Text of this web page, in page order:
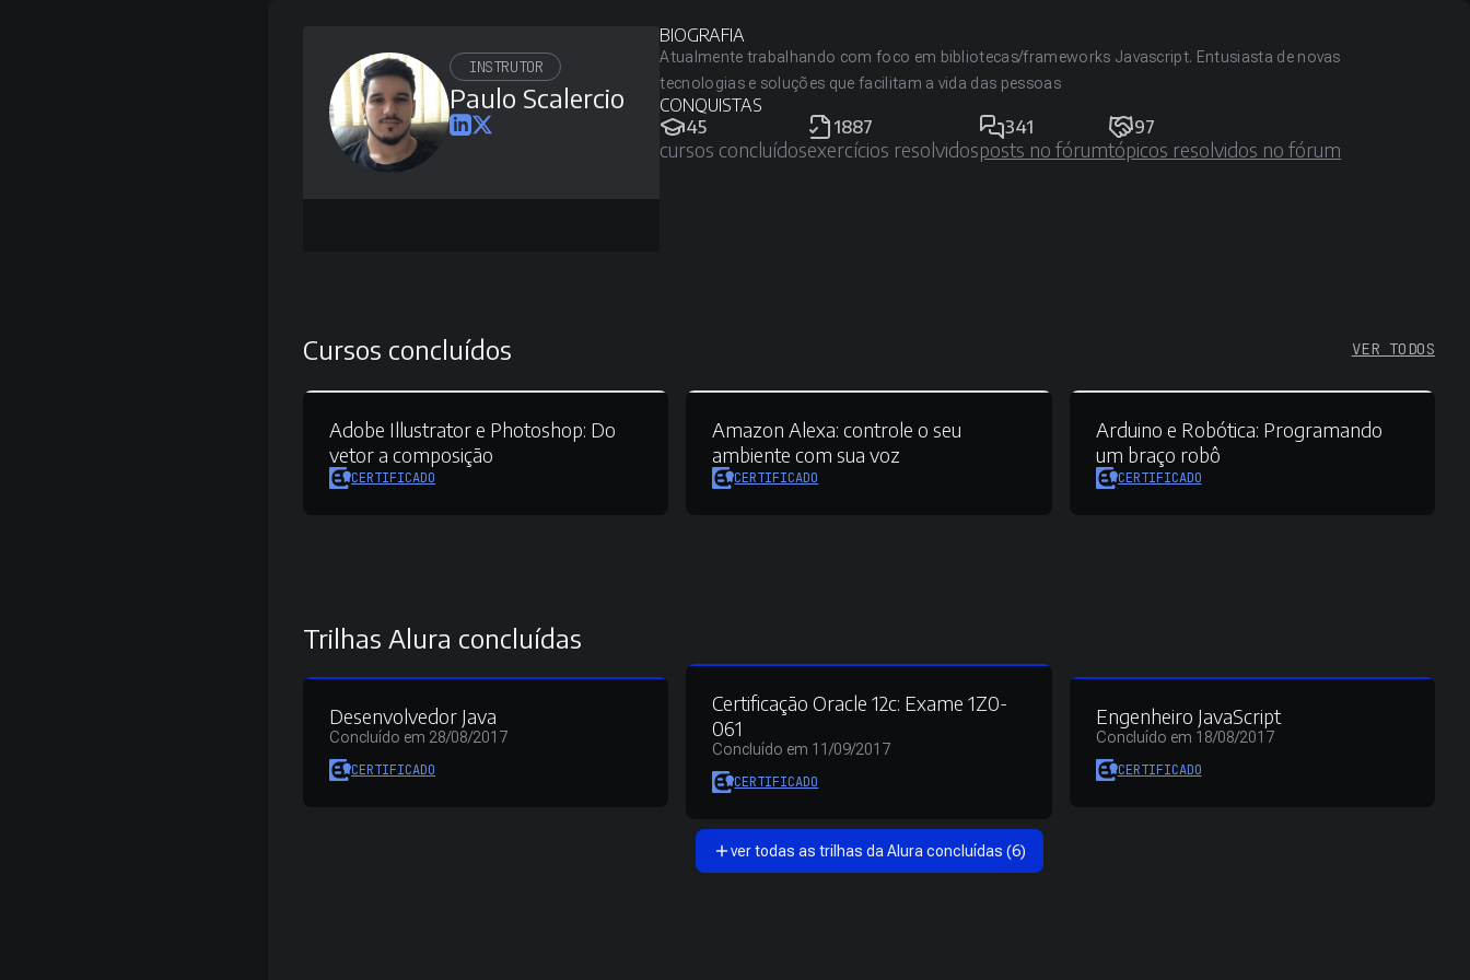
INSTRUTOR
Paulo Scalercio
BIOGRAFIA
Atualmente trabalhando com foco em bibliotecas/frameworks Javascript. Entusiasta de novas
tecnologias e soluções que facilitam a vida das pessoas
CONQUISTAS
45
cursos concluídos
1887
exercícios resolvidos
341
posts no fórum
97
tópicos resolvidos no fórum
Cursos concluídos VER TODOS
Adobe Illustrator e Photoshop: Do
vetor a composição
CERTIFICADO
Amazon Alexa: controle o seu
ambiente com sua voz
CERTIFICADO
Arduino e Robótica: Programando
um braço robô
CERTIFICADO
Trilhas Alura concluídas
Desenvolvedor Java
Concluído em 28/08/2017
CERTIFICADO
Certificação Oracle 12c: Exame 1Z0-
061
Concluído em 11/09/2017
CERTIFICADO
Engenheiro JavaScript
Concluído em 18/08/2017
CERTIFICADO
ver todas as trilhas da Alura concluídas (6)